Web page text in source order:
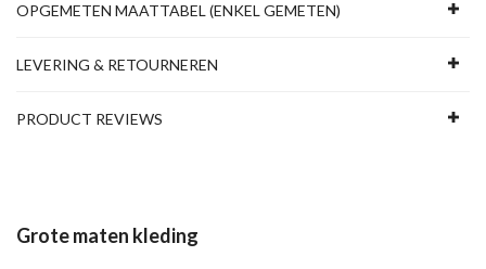
OPGEMETEN MAATTABEL (ENKEL GEMETEN)
LEVERING & RETOURNEREN
PRODUCT REVIEWS
Grote maten kleding